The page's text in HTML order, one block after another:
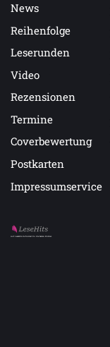
News
Reihenfolge
Leserunden
Video
Rezensionen
Termine
Coverbewertung
Postkarten
Impressumservice
Auf LeseHits.de findest Du die besten Bücher.